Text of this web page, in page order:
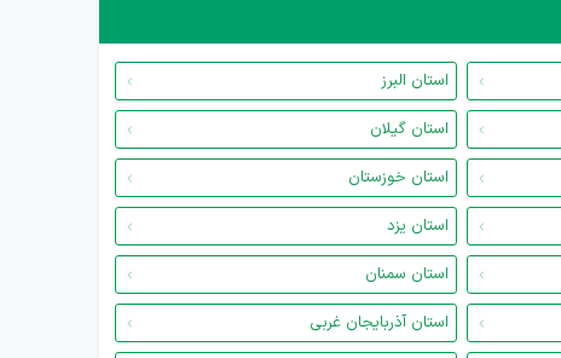
استان البرز
استان گیلان
استان خوزستان
استان یزد
استان سمنان
استان آذربایجان غربی